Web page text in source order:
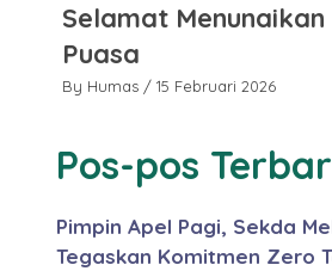
Selamat
Puasa
By Humas / 15 Februari 2026
Pos-pos
Pimpin Apel Pagi, Sekda
Tegaskan Komitmen Zero